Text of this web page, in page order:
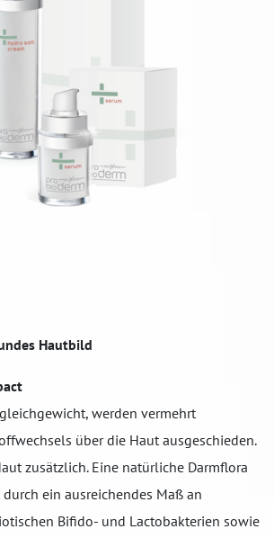
Hautbild
werden vermehrt
über die Haut ausgeschieden.
zusätzlich. Eine natürliche Darmflora
ein ausreichendes Maß an
Bifido- und Lactobakterien sowie